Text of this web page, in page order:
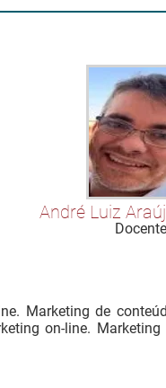
Docente
André Luiz
Marketing de
on-line.